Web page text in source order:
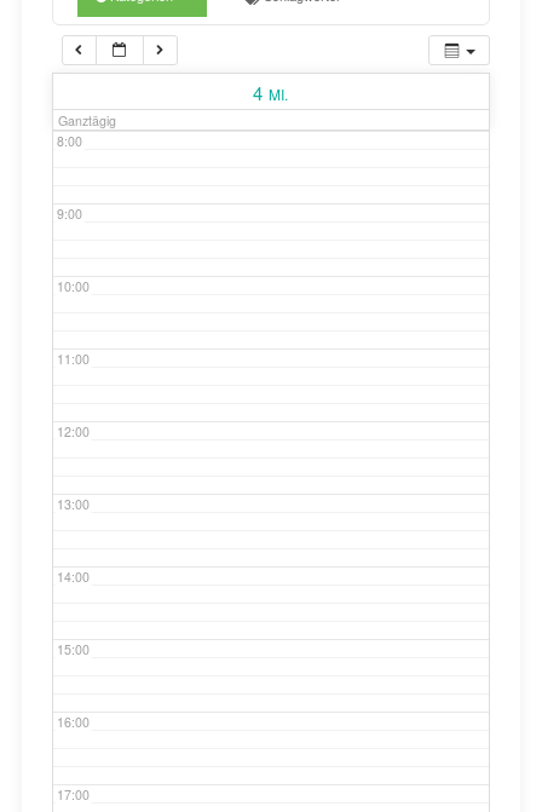
4 MI.
Ganztägig
7:00
8:00
9:00
10:00
11:00
12:00
13:00
14:00
15:00
16:00
17:00